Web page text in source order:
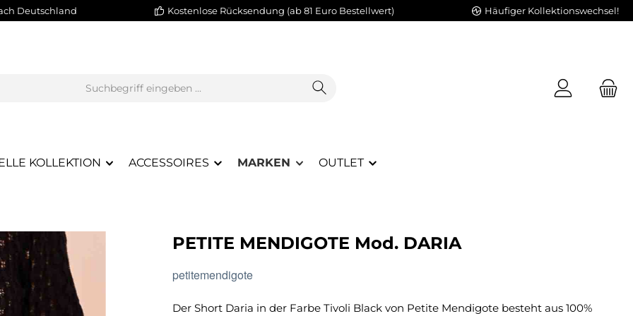
Deutschland Kostenlose Rücksendung (ab 81 Euro Bestellwert) Häufiger Kollektionswechsel!
KOLLEKTION ACCESSOIRES MARKEN OUTLET
PETITE MENDIGOTE Mod. DARIA
petitemendigote
Der Short Daria in der Farbe Tivoli Black von Petite Mendigote besteht aus 100%